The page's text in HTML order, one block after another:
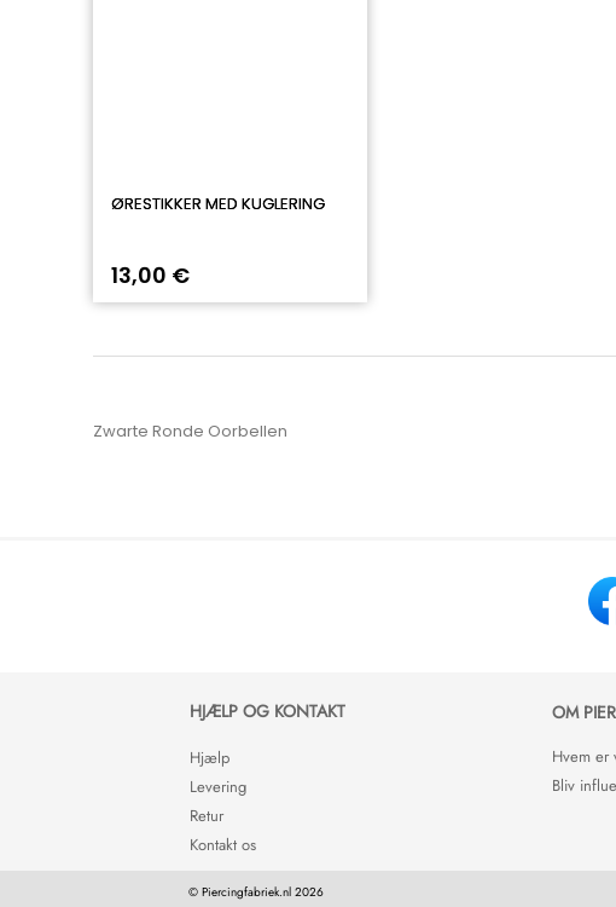
ØRESTIKKER MED KUGLERING
13,00 €
Zwarte Ronde Oorbellen
HJÆLP OG KONTAKT
Hjælp
Levering
Retur
Kontakt os
OM
Hvem er
Bliv
© Piercingfabriek.nl 2026